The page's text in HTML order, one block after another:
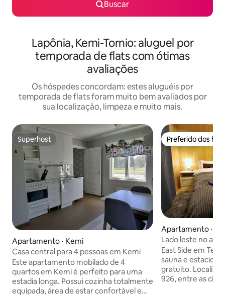
Buscar
Lapônia, Kemi-Tornio: aluguel por
temporada de flats com ótimas
avaliações
Os hóspedes concordam: estes aluguéis por
temporada de flats foram muito bem avaliados por
sua localização, limpeza e muito mais.
Superhost
Superhost
Apartamento ⋅ Kemi
Casa central para 4 pessoas em Kemi
Este apartamento mobilado de 4
quartos em Kemi é perfeito para uma
estadia longa. Possui cozinha totalmente
equipada, área de estar confortável e
Preferido dos
Preferido dos
Apartamento ⋅
Lado leste no
East Side em
sauna e
gratuito.
926, entre as